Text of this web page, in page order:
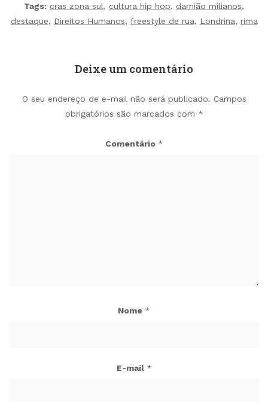
Tags: cras zona sul, cultura hip hop, damião milianos,
destaque, Direitos Humanos, freestyle de rua, Londrina, rima
Deixe um comentário
O seu endereço de e-mail não será publicado. Campos
obrigatórios são marcados com *
Comentário *
Nome *
E-mail *